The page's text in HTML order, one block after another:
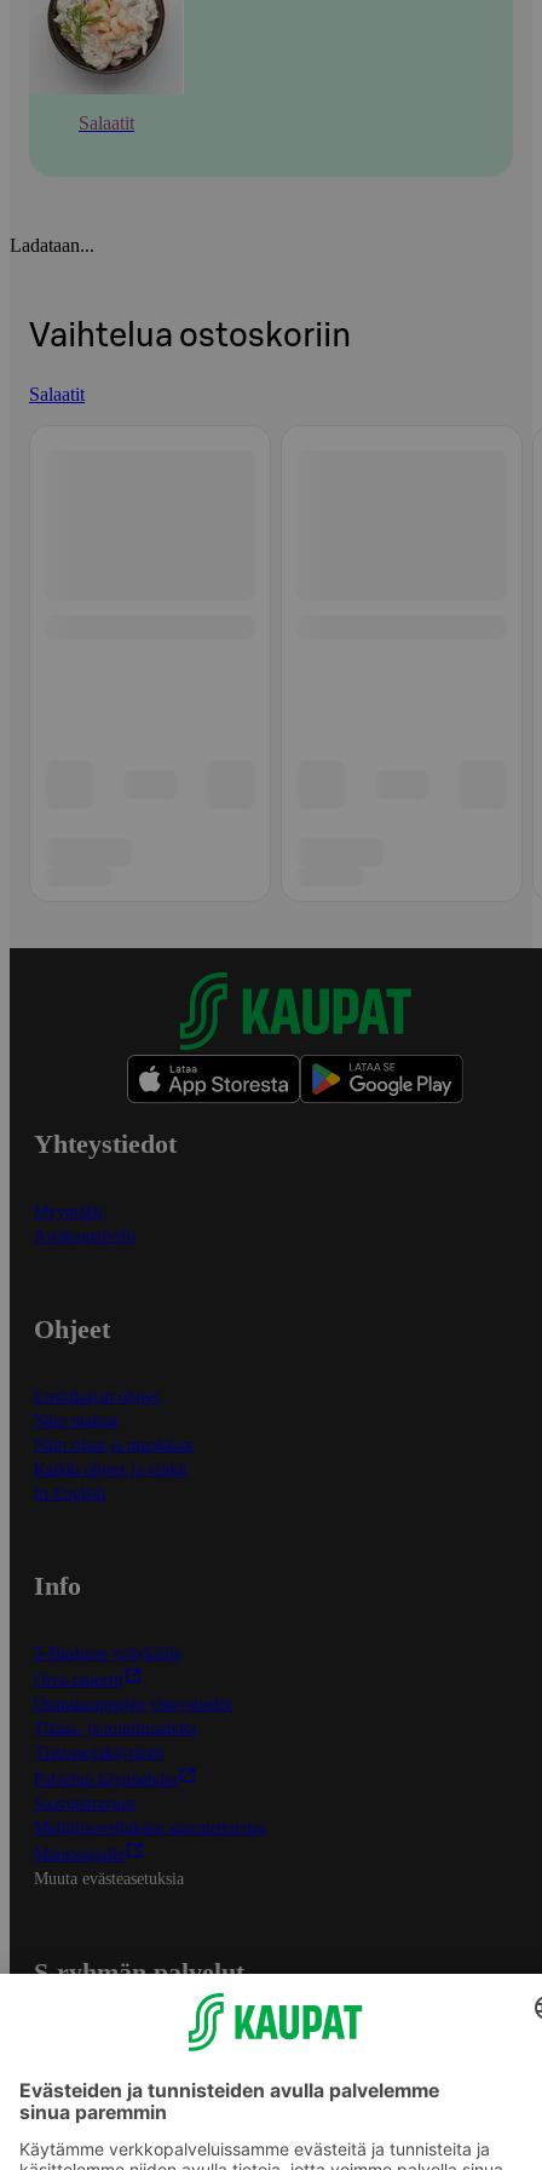
Salaatit
Ladataan...
Vaihtelua ostoskoriin
Salaatit
Yhteystiedot
Myymälät
Asiakaspalvelu
Ohjeet
Ensitilaajan ohjeet
Näin maksat
Näin tilaat ja muokkaat
Kaikki ohjeet ja vinkit
In English
Info
S-Business yrityksille
Oiva-raportit
Osuuskauppojen yhteystiedot
Tilaus- ja toimitusehdot
Tietosuojakäytäntö
Palvelun käyttöehdot
Saavutettavuus
Mobiilisovelluksen saavutettavuus
Mainostajalle
Muuta evästeasetuksia
S-ryhmän palvelut
Yhteishyvä Ruoka -sovellus
S-ostoslista -sovellus
Prisma.fi